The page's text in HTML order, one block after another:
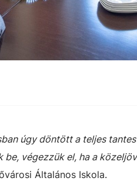
úgy döntött a teljes
végezzük el, ha a
Általános Iskola.